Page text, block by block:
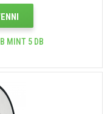
MINT 5 DB